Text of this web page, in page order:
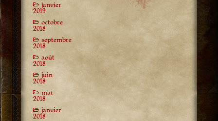
janvier
2019
octobre
2018
septembre
2018
août
2018
juin
2018
mai
2018
janvier
2018